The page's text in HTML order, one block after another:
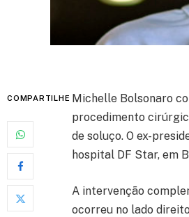
COMPARTILHE Michelle Bolsonaro
procedimento
de soluço. O ex-
hospital DF Star, em
A intervenção
ocorreu no lado